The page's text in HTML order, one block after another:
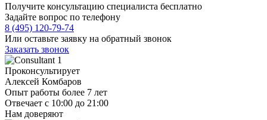
Получите консультацию специалиста бесплатно
Задайте вопрос по телефону
8 (495) 120-79-74
Или оставьте заявку на обратный звонок
Заказать звонок
Проконсультирует
Алексей Комбаров
Опыт работы более 7 лет
Отвечает с 10:00 до 21:00
Нам доверяют